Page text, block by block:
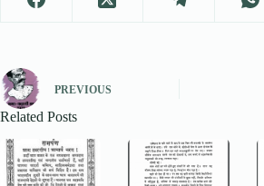
PREVIOUS
Related Posts